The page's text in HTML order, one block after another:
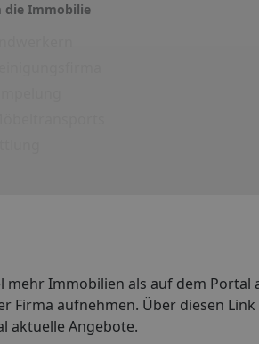
die Immobilie
Immobilien als auf dem Portal
aufnehmen. Über diesen Link
aktuelle Angebote.